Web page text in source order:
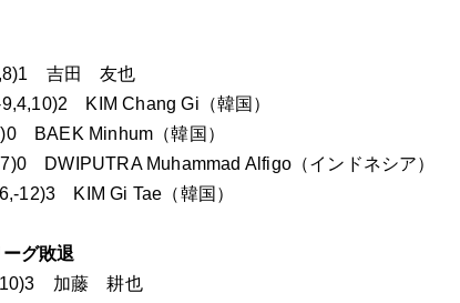
吉田 友也
KIM Chang Gi（韓国）
Minhum（韓国）
DWIPUTRA Muhammad Alfigo（インドネシア）
12)3 KIM Gi Tae（韓国）
グ敗退
加藤 耕也